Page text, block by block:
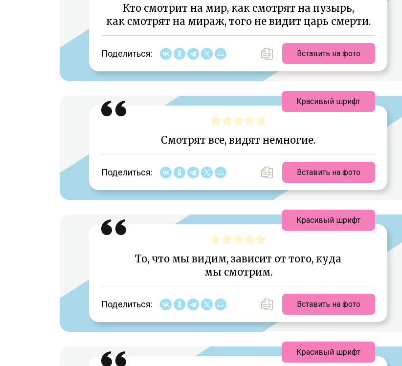
Кто смотрит на мир, как смотрят на пузырь,
как смотрят на мираж, того не видит царь смерти.
Поделиться: Вставить на фото
Смотрят все, видят немногие.
Поделиться: Вставить на фото
Красивый шрифт
То, что мы видим, зависит от того, куда
мы смотрим.
Поделиться: Вставить на фото
Красивый шрифт
Красивый шрифт